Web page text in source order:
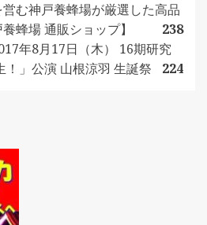
む神戸養蜂場が厳選した高品
蜂場 通販ショップ】
238
年8月17日（木） 16期研究
」公演 山根涼羽 生誕祭
224